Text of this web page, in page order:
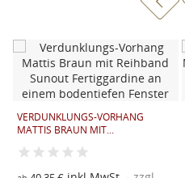
VERDUNKLUNGS-VORHANG
MATTIS BRAUN MIT...